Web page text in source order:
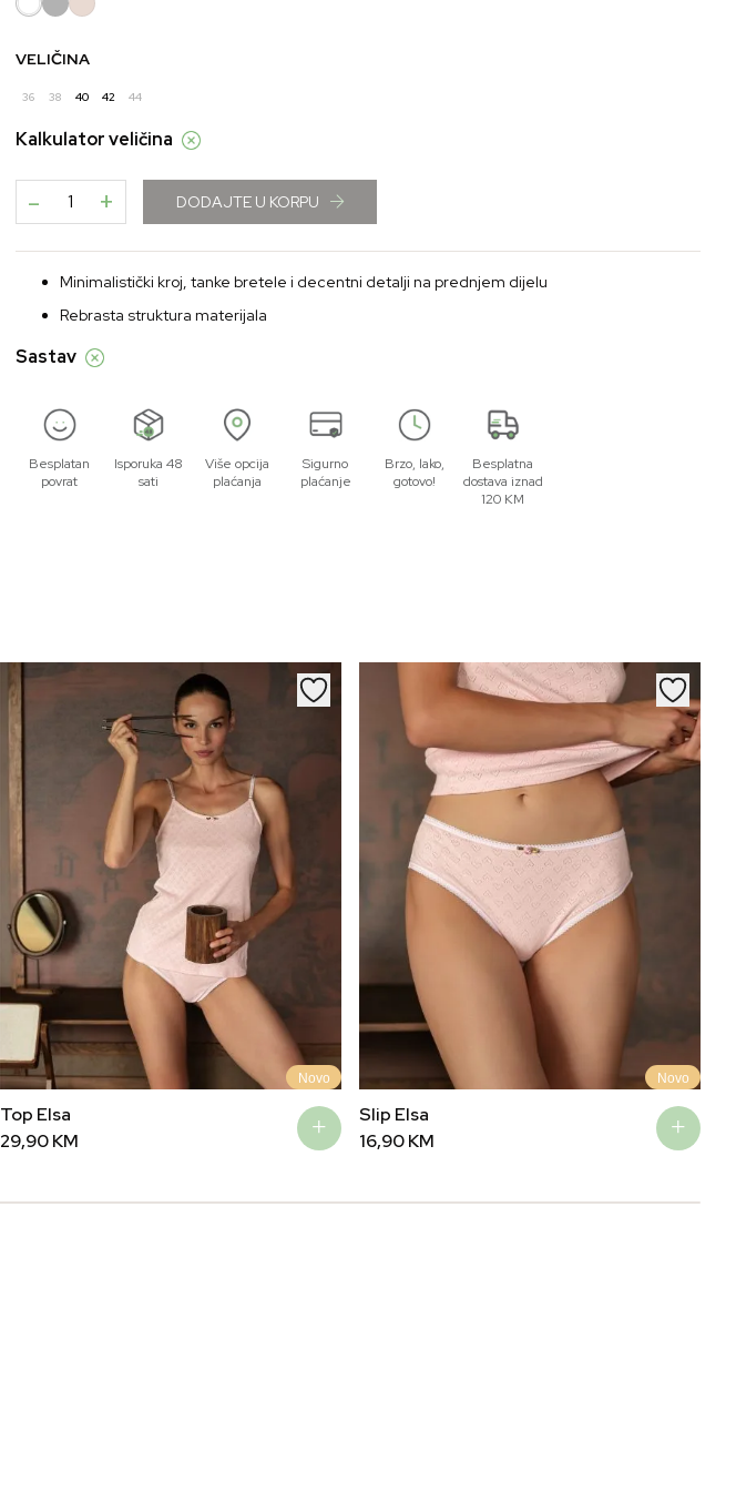
VELIČINA
36 38 40 42 44
Kalkulator veličina
- + DODAJTE U KORPU
Minimalistički kroj, tanke bretele i decentni detalji na prednjem dijelu
Rebrasta struktura materijala
Sastav
Besplatan
povrat
Isporuka 48
sati
Više opcija
plaćanja
Sigurno
plaćanje
Brzo, lako,
gotovo!
Besplatna
dostava iznad
120 KM
Novo
Top Elsa
29,90KM
Novo
Slip Elsa
16,90KM